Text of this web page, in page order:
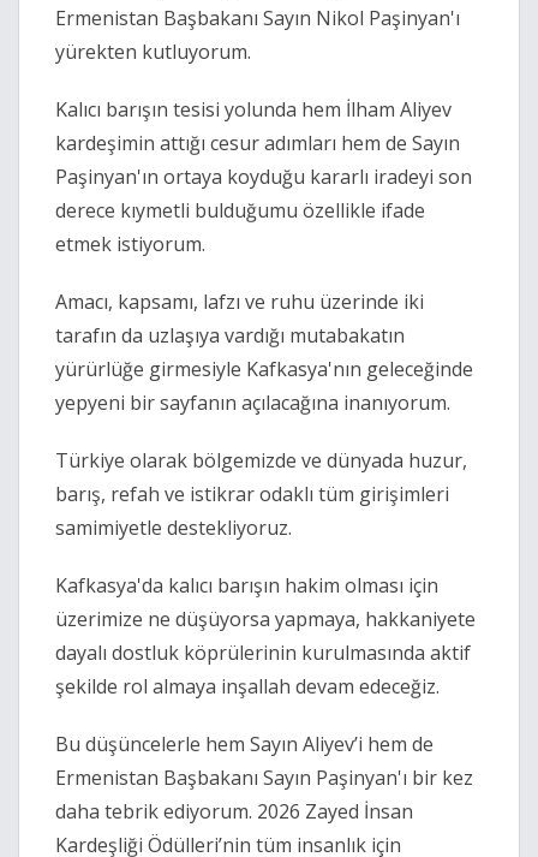
Ermenistan Başbakanı Sayın Nikol Paşinyan'ı
yürekten kutluyorum.
Kalıcı barışın tesisi yolunda hem İlham Aliyev
kardeşimin attığı cesur adımları hem de Sayın
Paşinyan'ın ortaya koyduğu kararlı iradeyi son
derece kıymetli bulduğumu özellikle ifade
etmek istiyorum.
Amacı, kapsamı, lafzı ve ruhu üzerinde iki
tarafın da uzlaşıya vardığı mutabakatın
yürürlüğe girmesiyle Kafkasya'nın geleceğinde
yepyeni bir sayfanın açılacağına inanıyorum.
Türkiye olarak bölgemizde ve dünyada huzur,
barış, refah ve istikrar odaklı tüm girişimleri
samimiyetle destekliyoruz.
Kafkasya'da kalıcı barışın hakim olması için
üzerimize ne düşüyorsa yapmaya, hakkaniyete
dayalı dostluk köprülerinin kurulmasında aktif
şekilde rol almaya inşallah devam edeceğiz.
Bu düşüncelerle hem Sayın Aliyev’i hem de
Ermenistan Başbakanı Sayın Paşinyan'ı bir kez
daha tebrik ediyorum. 2026 Zayed İnsan
Kardeşliği Ödülleri’nin tüm insanlık için